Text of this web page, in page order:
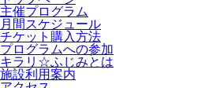
主催プログラム
月間スケジュール
チケット購入方法
プログラムへの参加
キラリ☆ふじみとは
施設利用案内